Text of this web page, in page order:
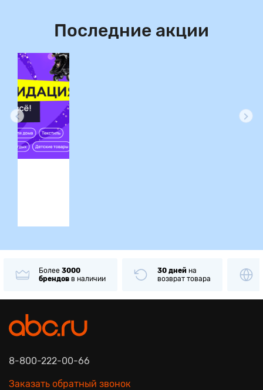
Последние акции
Более 3000
брендов в наличии
30 дней на
возврат товара
8-800-222-00-66
Заказать обратный звонок